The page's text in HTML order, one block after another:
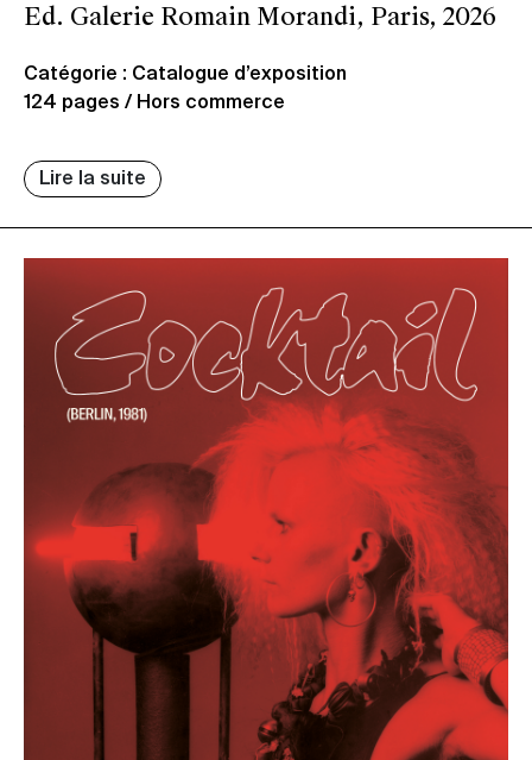
Ed. Galerie Romain Morandi, Paris, 2026
Catégorie : Catalogue d’exposition
124 pages / Hors commerce
Lire la suite